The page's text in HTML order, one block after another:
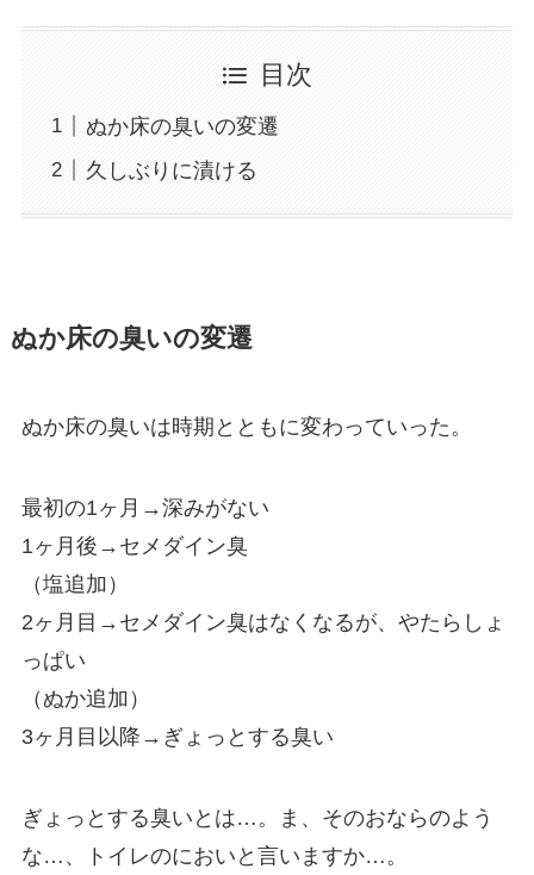
目次
ぬか床の臭いの変遷
久しぶりに漬ける
ぬか床の臭いの変遷
ぬか床の臭いは時期とともに変わっていった。
最初の1ヶ月→深みがない
1ヶ月後→セメダイン臭
（塩追加）
2ヶ月目→セメダイン臭はなくなるが、やたらしょ
っぱい
（ぬか追加）
3ヶ月目以降→ぎょっとする臭い
ぎょっとする臭いとは…。ま、そのおならのよう
な…、トイレのにおいと言いますか…。